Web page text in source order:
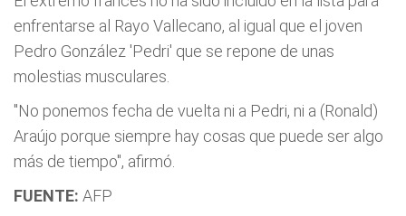
enfrentarse al Rayo Vallecano, al igual que el joven
Pedro González 'Pedri' que se repone de unas
molestias musculares.
"No ponemos fecha de vuelta ni a Pedri, ni a (Ronald)
Araújo porque siempre hay cosas que puede ser algo
más de tiempo", afirmó.
FUENTE: AFP